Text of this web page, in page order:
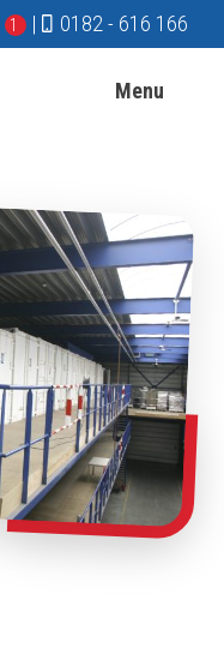
1 | 0182 - 616 166
Menu